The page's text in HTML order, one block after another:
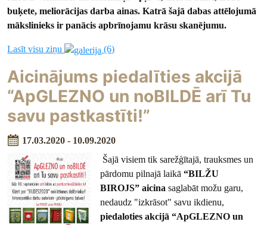
buķete, meliorācijas darba ainas. Katrā šajā dabas attēlojumā
mākslinieks ir panācis apbrīnojamu krāsu skanējumu.
Lasīt visu ziņu (6)
Aicinājums piedalīties akcijā
“ApGLEZNO un noBILDĒ arī Tu
savu pastkastīti!”
17.03.2020 - 10.09.2020
Šajā visiem tik sarežģītajā, trauksmes un
pārdomu pilnajā laikā“BILŽU
BIROJS” aicina saglabāt možu garu,
nedaudz "izkrāsot" savu ikdienu,
piedaloties akcijā “ApGLEZNO un